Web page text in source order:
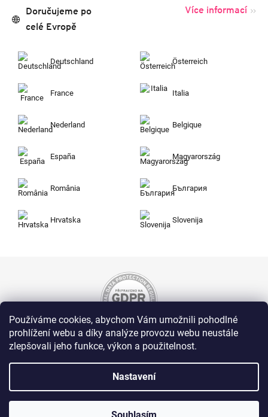
Používáme cookies, abychom Vám umožnili pohodlné
prohlížení webu a díky analýze provozu webu neustále
zlepšovali jeho funkce, výkon a použitelnost.
Nastavení
Doručujeme po
celé Evropě
Více informací
Deutschland Österreich
France Italia
Nederland Belgique
España Magyarország
România България
Hrvatska Slovenija
Nakupujte na Zuty bezpečně a bez obav. Díky
prohlížečem a serverem se přenášejí v